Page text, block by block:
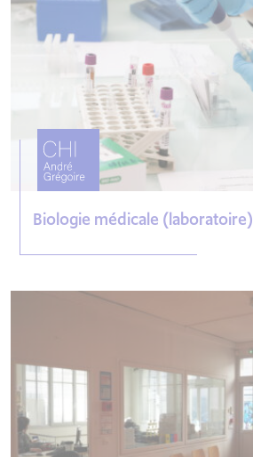
Biologie médicale (laboratoire)